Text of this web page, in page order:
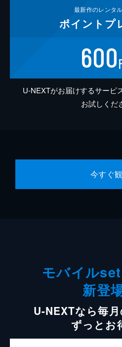
最新作のレンタ
ポイント プ
600
U-NEXTがお届けするサービ
お試しくだ
今すぐ
モバイル
新登
U-NEXTなら毎
ずっとお